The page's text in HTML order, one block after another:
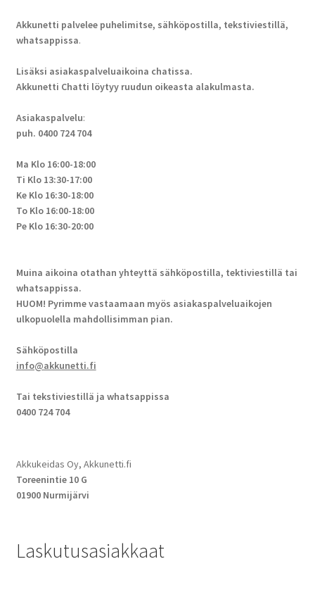
Akkunetti palvelee puhelimitse, sähköpostilla, tekstiviestillä,
whatsappissa.
Lisäksi asiakaspalveluaikoina chatissa.
Akkunetti Chatti löytyy ruudun oikeasta alakulmasta.
Asiakaspalvelu:
puh. 0400 724 704
Ma Klo 16:00-18:00
Ti Klo 13:30-17:00
Ke Klo 16:30-18:00
To Klo 16:00-18:00
Pe Klo 16:30-20:00
Muina aikoina otathan yhteyttä sähköpostilla, tektiviestillä tai
whatsappissa.
HUOM! Pyrimme vastaamaan myös asiakaspalveluaikojen
ulkopuolella mahdollisimman pian.
Sähköpostilla
info@akkunetti.fi
Tai tekstiviestillä ja whatsappissa
0400 724 704
Akkukeidas Oy, Akkunetti.fi
Toreenintie 10 G
01900 Nurmijärvi
Laskutusasiakkaat